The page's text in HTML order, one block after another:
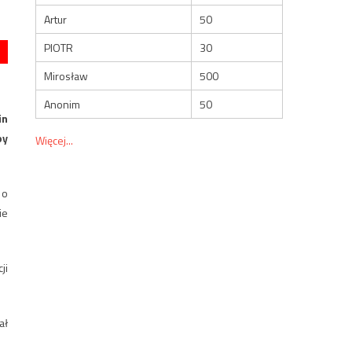
Artur
50
PIOTR
30
Mirosław
500
Anonim
50
Więcej...